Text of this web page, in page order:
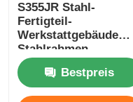
S355JR Stahl-
Fertigteil-
Werkstattgebäude
Stahlrahmen
Lagerbau
Bestpreis